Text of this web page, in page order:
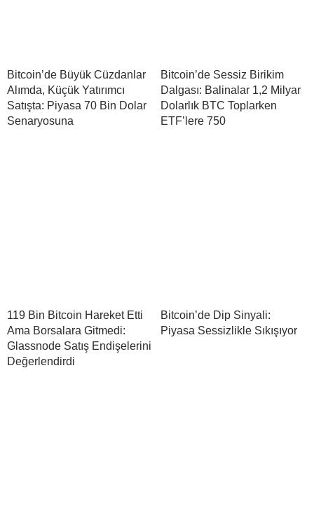
Bitcoin’de Büyük Cüzdanlar
Alımda, Küçük Yatırımcı
Satışta: Piyasa 70 Bin Dolar
Senaryosuna
Bitcoin’de Sessiz Birikim
Dalgası: Balinalar 1,2 Milyar
Dolarlık BTC Toplarken
ETF’lere 750
119 Bin Bitcoin Hareket Etti
Ama Borsalara Gitmedi:
Glassnode Satış Endişelerini
Değerlendirdi
Bitcoin’de Dip Sinyali:
Piyasa Sessizlikle Sıkışıyor